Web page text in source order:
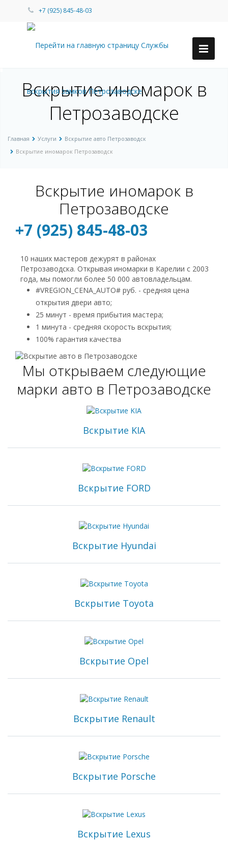
+7 (925) 845-48-03
Вскрытие иномарок в
Петрозаводске
Главная Услуги
Вскрытие авто Петрозаводск
Вскрытие иномарок Петрозаводск
Вскрытие иномарок в
Петрозаводске
+7 (925) 845-48-03
10 наших мастеров дежурят в районах
Петрозаводска. Открывая иномарки в Карелии с 2003
года, мы помогли более 50 000 автовладельцам.
#VREGION_CENA_AUTO# руб. - средняя цена
открытия двери авто;
25 минут - время прибытия мастера;
1 минута - средняя скорость вскрытия;
100% гарантия качества
Мы открываем следующие
марки авто в Петрозаводске
Вскрытие KIA
Вскрытие FORD
Вскрытие Hyundai
Вскрытие Toyota
Вскрытие Opel
Вскрытие Renault
Вскрытие Porsche
Вскрытие Lexus